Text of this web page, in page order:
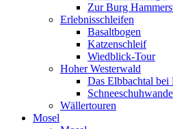
Zur Burg
Erlebnisschleifen
Basaltbogen
Katzenschleif
Wiedblick-Tour
Hoher Westerwald
Das Elbbachtal bei
Wällertouren
Mosel